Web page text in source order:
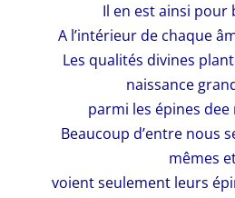
Il en est ainsi pour
A l’intérieur de chaque
Les qualités divines
naissance
parmi les épines
Beaucoup d’entre nous
mêmes
voient seulement leurs